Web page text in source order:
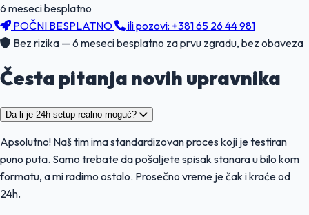
6 meseci besplatno
POČNI BESPLATNO
ili pozovi: +381 65 26 44 981
Bez rizika — 6 meseci besplatno za prvu zgradu, bez obaveza
Česta pitanja novih upravnika
Da li je 24h setup realno moguć?
Apsolutno! Naš tim ima standardizovan proces koji je testiran
puno puta. Samo trebate da pošaljete spisak stanara u bilo kom
formatu, a mi radimo ostalo. Prosečno vreme je čak i kraće od
24h.